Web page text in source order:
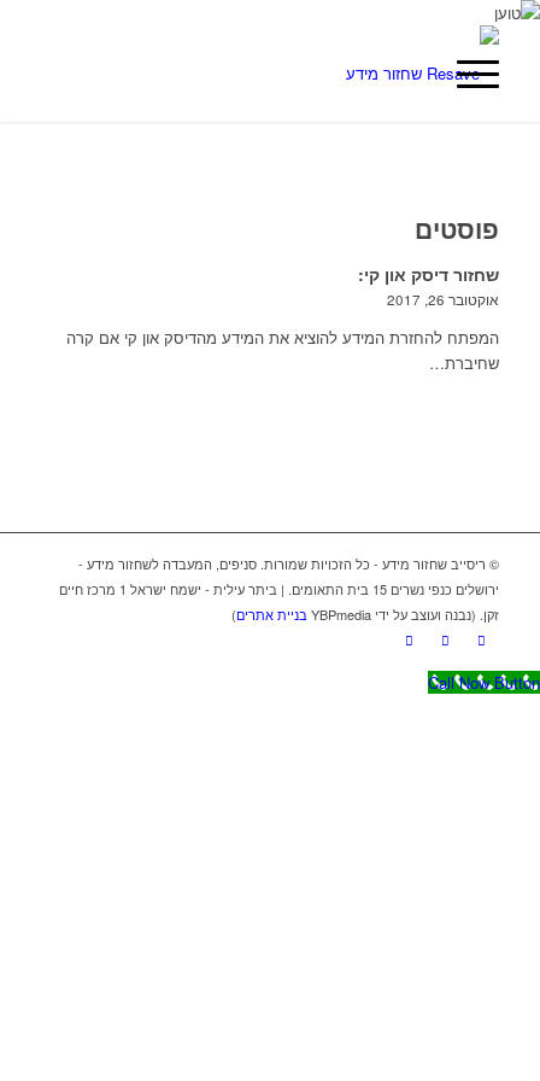
פוסטים
שחזור דיסק און קי:
אוקטובר 26, 2017
המפתח להחזרת המידע להוציא את המידע מהדיסק און קי אם קרה
שחיברת…
© ריסייב שחזור מידע - כל הזכויות שמורות. סניפים, המעבדה לשחזור מידע -
ירושלים כנפי נשרים 15 בית התאומים. | ביתר עילית - ישמח ישראל 1 מרכז חיים
זקן. (נבנה ועוצב על ידי YBPmedia
בניית אתרים)
Call Now Button